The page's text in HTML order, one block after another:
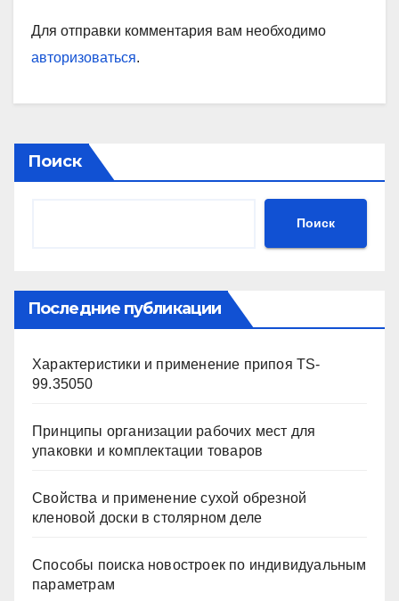
Для отправки комментария вам необходимо
авторизоваться.
Поиск
Поиск
Последние публикации
Характеристики и применение припоя TS-
99.35050
Принципы организации рабочих мест для
упаковки и комплектации товаров
Свойства и применение сухой обрезной
кленовой доски в столярном деле
Способы поиска новостроек по индивидуальным
параметрам